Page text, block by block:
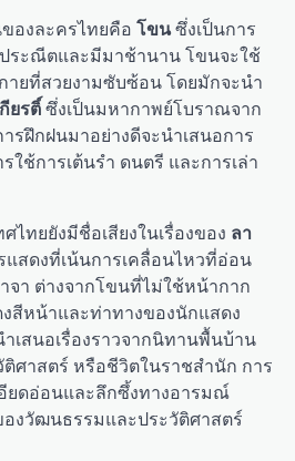
องละครไทยคือ โขนซึ่งเป็นการ
ระณีตและมีมาช้านาน โขนจะใช้
ายที่สวยงามซับซ้อน โดยมักจะนำ
ยรติ์ซึ่งเป็นมหากาพย์โบราณจาก
รฝึกฝนมาอย่างดีจะนำเสนอการ
ช้การเต้นรำ ดนตรี และการเล่า
ไทยยังมีชื่อเสียงในเรื่องของ ลา
สดงที่เน้นการเคลื่อนไหวที่อ่อน
จา ต่างจากโขนที่ไม่ใช้หน้ากาก
สีหน้าและท่าทางของนักแสดง
เสนอเรื่องราวจากนิทานพื้นบ้าน
ศาสตร์ หรือชีวิตในราชสำนัก การ
ยดอ่อนและลึกซึ้งทางอารมณ์
งวัฒนธรรมและประวัติศาสตร์